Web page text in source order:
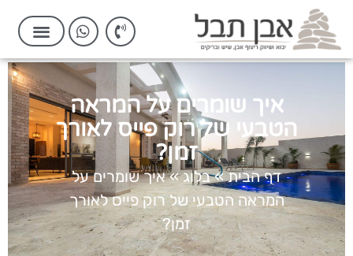
איך שומרים על המראה
הטבעי של רוק פייס לאורך
זמן?
דף הבית»בלוג»איך שומרים על
המראה הטבעי של רוק פייס לאורך
זמן?